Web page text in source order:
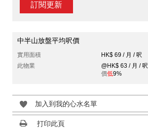
訂閱更新
中半山放盤平均呎價
實用面積
HK$ 69 / 月 / 呎
此物業
@HK$ 63 / 月 / 呎
價低9%
加入到我的心水名單
打印此頁